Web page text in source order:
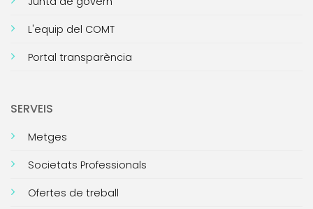
L'equip del COMT
Portal transparència
SERVEIS
Metges
Societats Professionals
Ofertes de treball